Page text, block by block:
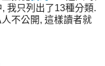
我只列出了13種分類.
不公開, 這樣讀者就